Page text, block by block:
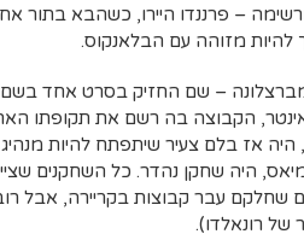
– פרננדו היירו, כשהבא בתור
להיות מזוהה עם הבלאנקוס.
– שם החזיק בסרט אחד בשם
הקבוצה בה רשם את תקופתו
היה אז בלם צעיר שיתפתח להיות
היה שחקן נהדר. כל השחקנים
שחלקם עבר קבוצות בקריירה, אבל
של רונאלדו).